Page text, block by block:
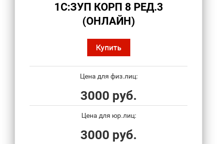
1С:ЗУП КОРП 8 РЕД.3
(ОНЛАЙН)
Купить
Цена для физ.лиц:
3000 руб.
Цена для юр.лиц:
3000 руб.